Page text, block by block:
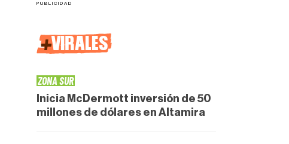
+VIRALES
ZONA SUR
Inicia McDermott inversión de 50
millones de dólares en Altamira